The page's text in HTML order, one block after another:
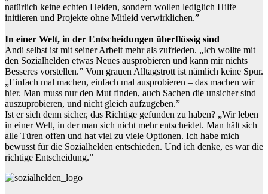
natürlich keine echten Helden, sondern wollen lediglich Hilfe
initiieren und Projekte ohne Mitleid verwirklichen.”
In einer Welt, in der Entscheidungen überflüssig sind
Andi selbst ist mit seiner Arbeit mehr als zufrieden. „Ich wollte mit
den Sozialhelden etwas Neues ausprobieren und kann mir nichts
Besseres vorstellen.” Vom grauen Alltagstrott ist nämlich keine Spur.
„Einfach mal machen, einfach mal ausprobieren – das machen wir
hier. Man muss nur den Mut finden, auch Sachen die unsicher sind
auszuprobieren, und nicht gleich aufzugeben.”
Ist er sich denn sicher, das Richtige gefunden zu haben? „Wir leben
in einer Welt, in der man sich nicht mehr entscheidet. Man hält sich
alle Türen offen und hat viel zu viele Optionen. Ich habe mich
bewusst für die Sozialhelden entschieden. Und ich denke, es war die
richtige Entscheidung.”